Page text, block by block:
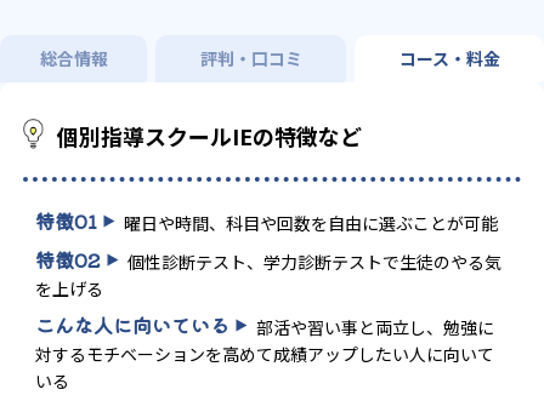
総合情報 評判・口コミ コース・料金
個別指導スクールIEの特徴など
特徴01 曜日や時間、科目や回数を自由に選ぶことが可能
特徴02
個性診断テスト、学力診断テストで生徒のやる気
を上げる
こんな人に向いている
部活や習い事と両立し、勉強に
対するモチベーションを高めて成績アップしたい人に向いて
いる